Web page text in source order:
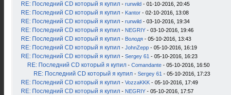
RE: Последний CD который я купил - runwild - 01-10-2016, 20:45
RE: Последний CD который я купил - Kantor - 02-10-2016, 13:08
RE: Последний CD который я купил - runwild - 03-10-2016, 19:34
RE: Последний CD который я купил - NEGRIY - 03-10-2016, 19:46
RE: Последний CD который я купил - Володя - 05-10-2016, 13:43
RE: Последний CD который я купил - JohnZepp - 05-10-2016, 16:19
RE: Последний CD который я купил - Sergey 61 - 05-10-2016, 16:23
RE: Последний CD который я купил - Comandante - 05-10-2016, 16:50
RE: Последний CD который я купил - Sergey 61 - 05-10-2016, 17:23
RE: Последний CD который я купил - VozzaKKK - 05-10-2016, 17:49
RE: Последний CD который я купил - NEGRIY - 05-10-2016, 17:57